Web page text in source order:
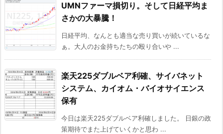
UMNファーマ損切り。そして日経平均ま
さかの大暴騰！
日経平均、なんとも適当な売り買いが続いているな
ぁ。大人のお金持ちたちの殴り合いや ...
楽天225ダブルベア利確、サイバネット
システム、カイオム・バイオサイエンス
保有
今日は楽天225ダブルベア利確しました。 日銀の政
策期待でまた上げていくかと思わ ...